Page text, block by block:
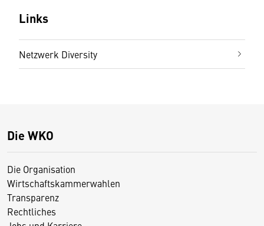
Links
Netzwerk Diversity
Die WKO
Die Organisation
Wirtschaftskammerwahlen
Transparenz
Rechtliches